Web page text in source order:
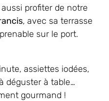
profiter de notre
, avec sa terrasse
sur le port.
assiettes iodées,
déguster à table…
gourmand !